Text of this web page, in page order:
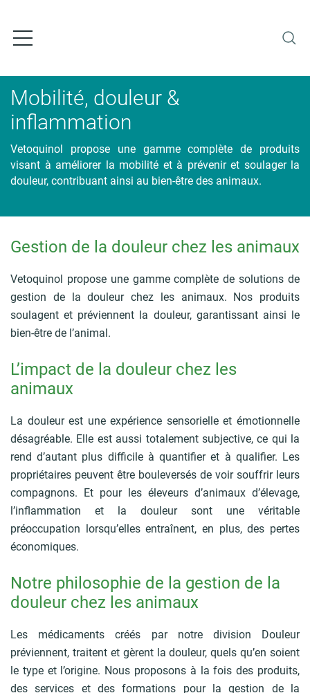
p
Mobilité, douleur &
inflammation
Vetoquinol propose une gamme complète de produits
visant à améliorer la mobilité et à prévenir et soulager la
douleur, contribuant ainsi au bien-être des animaux.
F
l
'
A
r
a
e
Gestion de la douleur chez les animaux
Vetoquinol propose une gamme complète de solutions de
gestion de la douleur chez les animaux. Nos produits
soulagent et préviennent la douleur, garantissant ainsi le
bien-être de l’animal.
L’impact de la douleur chez les
animaux
La douleur est une expérience sensorielle et émotionnelle
désagréable. Elle est aussi totalement subjective, ce qui la
rend d’autant plus difficile à quantifier et à qualifier. Les
propriétaires peuvent être bouleversés de voir souffrir leurs
compagnons. Et pour les éleveurs d’animaux d’élevage,
l’inflammation et la douleur sont une véritable
préoccupation lorsqu’elles entraînent, en plus, des pertes
économiques.
Notre philosophie de la gestion de la
douleur chez les animaux
Les médicaments créés par notre division Douleur
préviennent, traitent et gèrent la douleur, quels qu’en soient
le type et l’origine. Nous proposons à la fois des produits,
des services et des formations pour la gestion de la